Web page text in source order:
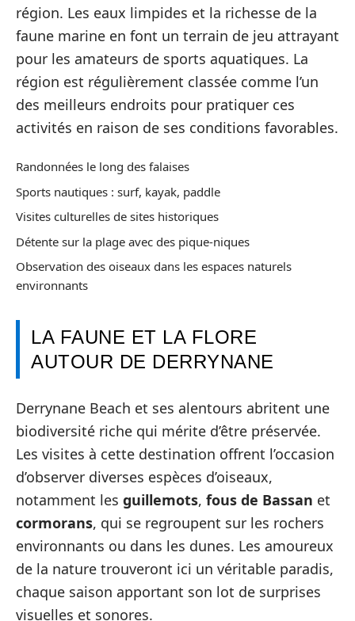
région. Les eaux limpides et la richesse de la
faune marine en font un terrain de jeu attrayant
pour les amateurs de sports aquatiques. La
région est régulièrement classée comme l’un
des meilleurs endroits pour pratiquer ces
activités en raison de ses conditions favorables.
Randonnées le long des falaises
Sports nautiques : surf, kayak, paddle
Visites culturelles de sites historiques
Détente sur la plage avec des pique-niques
Observation des oiseaux dans les espaces naturels
environnants
LA FAUNE ET LA FLORE
AUTOUR DE DERRYNANE
Derrynane Beach et ses alentours abritent une
biodiversité riche qui mérite d’être préservée.
Les visites à cette destination offrent l’occasion
d’observer diverses espèces d’oiseaux,
notamment les guillemots, fous de Bassan et
cormorans, qui se regroupent sur les rochers
environnants ou dans les dunes. Les amoureux
de la nature trouveront ici un véritable paradis,
chaque saison apportant son lot de surprises
visuelles et sonores.